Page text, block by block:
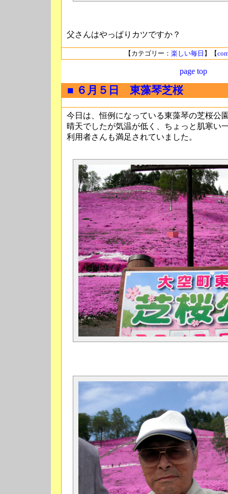
父さんはやっぱりカツですか？
【カテゴリー： 楽しい毎日 】【
page top
■ ６月５日 東藻琴芝桜
今日は、恒例になっている東藻琴の芝桜公
晴天でしたが気温が低く、ちょっと肌寒い
利用者さんも満足されていました。